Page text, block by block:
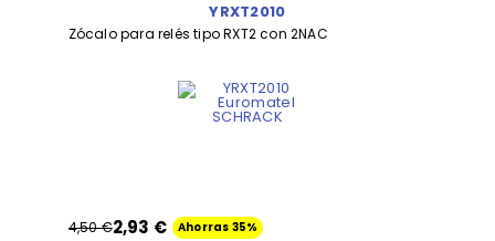
YRXT2010
Zócalo para relés tipo RXT2 con 2NAC
4,50 €2,93 € Ahorras 35%